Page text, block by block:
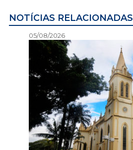
NOTÍCIAS RELACIONADAS
05/08/2026